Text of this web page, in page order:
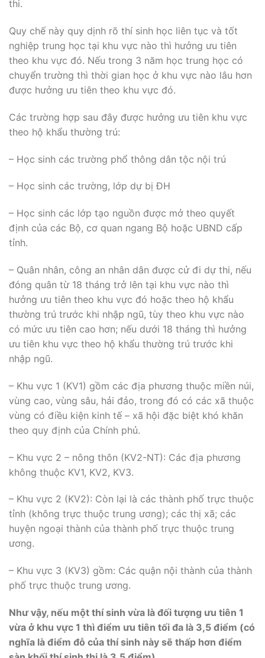
thi.
Quy chế này quy dịnh rõ thí sinh học liên tục và tốt
nghiệp trung học tại khu vực nào thì hưởng ưu tiên
theo khu vực đó. Nếu trong 3 năm học trung học có
chuyển trường thì thời gian học ở khu vực nào lâu hơn
được hưởng ưu tiên theo khu vực đó.
Các trường hợp sau đây được hưởng ưu tiên khu vực
theo hộ khẩu thường trú:
– Học sinh các trường phổ thông dân tộc nội trú
– Học sinh các trường, lớp dự bị ĐH
– Học sinh các lớp tạo nguồn được mở theo quyết
định của các Bộ, cơ quan ngang Bộ hoặc UBND cấp
tỉnh.
– Quân nhân, công an nhân dân được cử đi dự thi, nếu
đóng quân từ 18 tháng trở lên tại khu vực nào thì
hưởng ưu tiên theo khu vực đó hoặc theo hộ khẩu
thường trú trước khi nhập ngũ, tùy theo khu vực nào
có mức ưu tiên cao hơn; nếu dưới 18 tháng thì hưởng
ưu tiên khu vực theo hộ khẩu thường trú trước khi
nhập ngũ.
– Khu vực 1 (KV1) gồm các địa phương thuộc miền núi,
vùng cao, vùng sâu, hải đảo, trong đó có các xã thuộc
vùng có điều kiện kinh tế – xã hội đặc biệt khó khăn
theo quy định của Chính phủ.
– Khu vực 2 – nông thôn (KV2-NT): Các địa phương
không thuộc KV1, KV2, KV3.
– Khu vực 2 (KV2): Còn lại là các thành phố trực thuộc
tỉnh (không trực thuộc trung ương); các thị xã; các
huyện ngoại thành của thành phố trực thuộc trung
ương.
– Khu vực 3 (KV3) gồm: Các quận nội thành của thành
phố trực thuộc trung ương.
Như vậy, nếu một thí sinh vừa là đối tượng ưu tiên 1
vừa ở khu vực 1 thì điểm ưu tiên tối đa là 3,5 điểm (có
nghĩa là điểm đỗ của thí sinh này sẽ thấp hơn điểm